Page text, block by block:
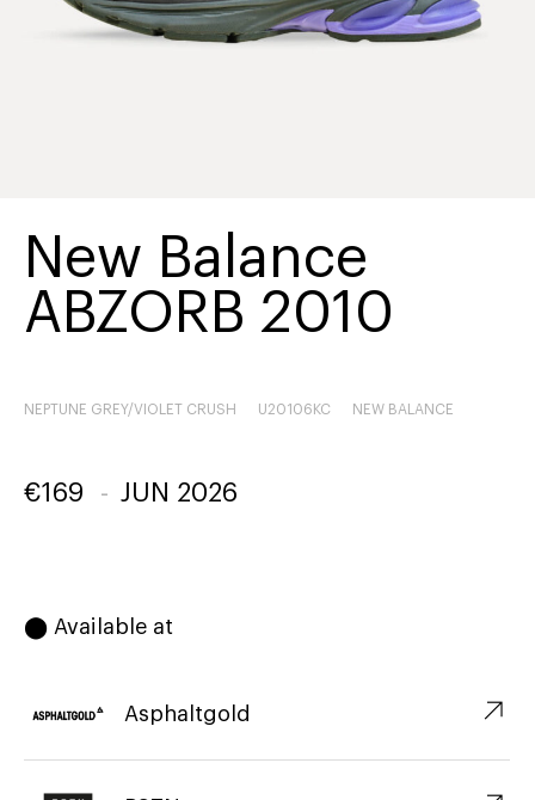
New Balance
ABZORB 2010
NEPTUNE GREY/VIOLET CRUSH U20106KC NEW BALANCE
€169 - JUN 2026
⬤ Available at
Asphaltgold ↗︎